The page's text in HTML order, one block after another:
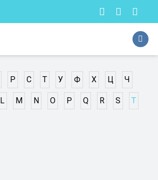
Р С Т У Ф Х Ц Ч
L M N O P Q R S T